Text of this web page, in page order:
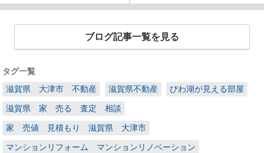
ブログ記事一覧を見る
タグ一覧
滋賀県 大津市 不動産
滋賀県不動産 びわ湖が見える部屋
滋賀県 家 売る 査定 相談
家 売値 見積もり 滋賀県 大津市
マンションリフォーム マンションリノベーション